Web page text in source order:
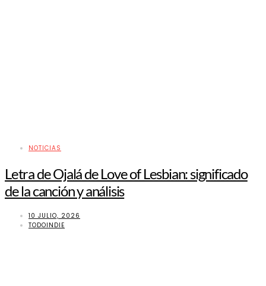
NOTICIAS
Letra de Ojalá de Love of Lesbian: significado
de la canción y análisis
10 JULIO, 2026
TODOINDIE